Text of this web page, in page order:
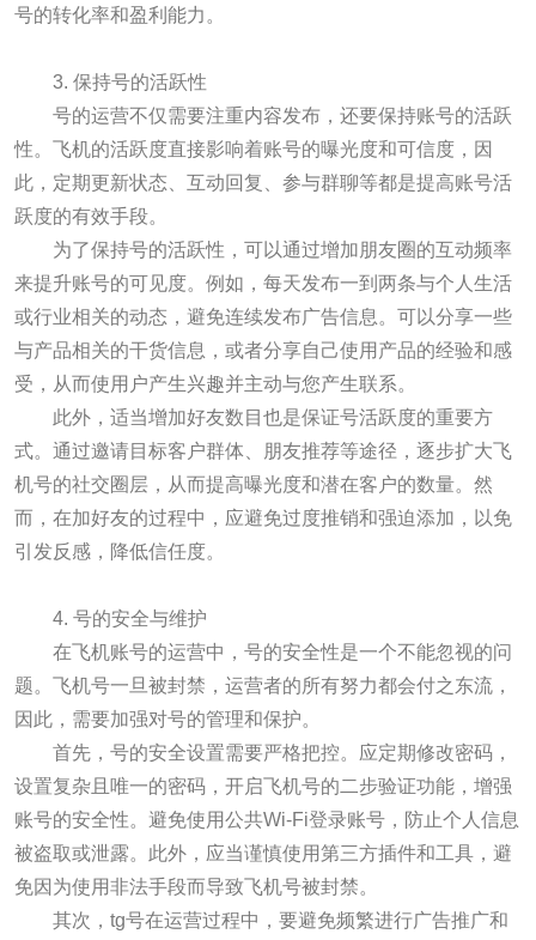
号的转化率和盈利能力。
3. 保持号的活跃性
号的运营不仅需要注重内容发布，还要保持账号的活跃
性。飞机的活跃度直接影响着账号的曝光度和可信度，因
此，定期更新状态、互动回复、参与群聊等都是提高账号活
跃度的有效手段。
为了保持号的活跃性，可以通过增加朋友圈的互动频率
来提升账号的可见度。例如，每天发布一到两条与个人生活
或行业相关的动态，避免连续发布广告信息。可以分享一些
与产品相关的干货信息，或者分享自己使用产品的经验和感
受，从而使用户产生兴趣并主动与您产生联系。
此外，适当增加好友数目也是保证号活跃度的重要方
式。通过邀请目标客户群体、朋友推荐等途径，逐步扩大飞
机号的社交圈层，从而提高曝光度和潜在客户的数量。然
而，在加好友的过程中，应避免过度推销和强迫添加，以免
引发反感，降低信任度。
4. 号的安全与维护
在飞机账号的运营中，号的安全性是一个不能忽视的问
题。飞机号一旦被封禁，运营者的所有努力都会付之东流，
因此，需要加强对号的管理和保护。
首先，号的安全设置需要严格把控。应定期修改密码，
设置复杂且唯一的密码，开启飞机号的二步验证功能，增强
账号的安全性。避免使用公共Wi-Fi登录账号，防止个人信息
被盗取或泄露。此外，应当谨慎使用第三方插件和工具，避
免因为使用非法手段而导致飞机号被封禁。
其次，tg号在运营过程中，要避免频繁进行广告推广和